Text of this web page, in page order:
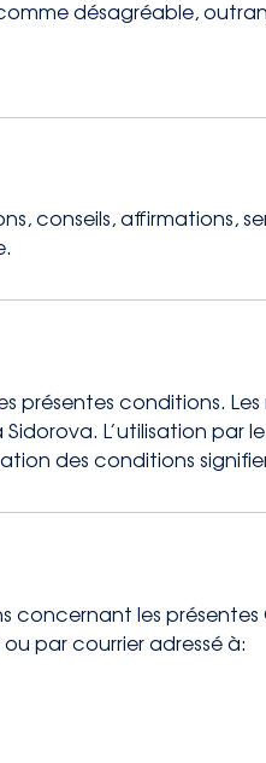
désagréable,
conseils, affirmations,
présentes conditions.
L’utilisation par
des conditions
concernant les
par courrier adressé à: